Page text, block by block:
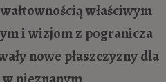
właściwym
i wizjom z pogranicza
nowe płaszczyzny dla